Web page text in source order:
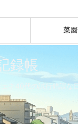
菜
録帳
ネ40代の試行錯誤な